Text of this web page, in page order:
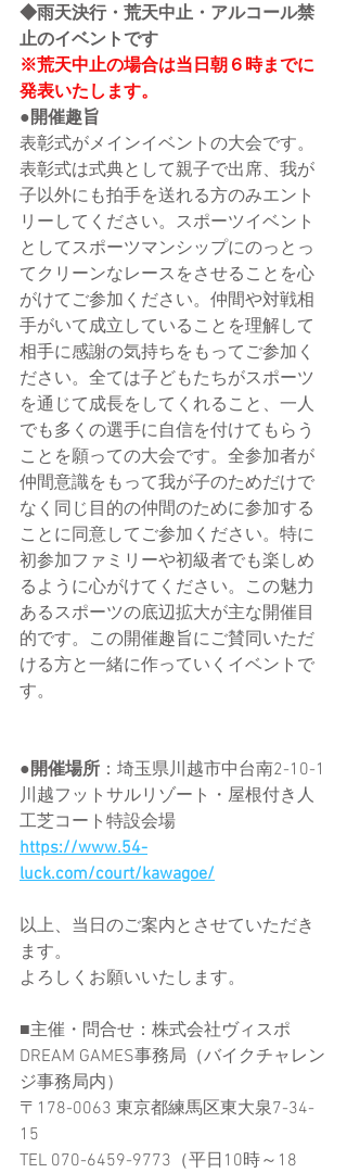
◆雨天決行・荒天中止・アルコール禁
止のイベントです
※荒天中止の場合は当日朝６時までに
発表いたします。
●開催趣旨
表彰式がメインイベントの大会です。
表彰式は式典として親子で出席、我が
子以外にも拍手を送れる方のみエント
リーしてください。スポーツイベント
としてスポーツマンシップにのっとっ
てクリーンなレースをさせることを心
がけてご参加ください。仲間や対戦相
手がいて成立していることを理解して
相手に感謝の気持ちをもってご参加く
ださい。全ては子どもたちがスポーツ
を通じて成長をしてくれること、一人
でも多くの選手に自信を付けてもらう
ことを願っての大会です。全参加者が
仲間意識をもって我が子のためだけで
なく同じ目的の仲間のために参加する
ことに同意してご参加ください。特に
初参加ファミリーや初級者でも楽しめ
るように心がけてください。この魅力
あるスポーツの底辺拡大が主な開催目
的です。この開催趣旨にご賛同いただ
ける方と一緒に作っていくイベントで
す。
●開催場所 ：埼玉県川越市中台南2-10-1
川越フットサルリゾート・屋根付き人
工芝コート特設会場
https://www.54-
luck.com/court/kawagoe/
以上、当日のご案内とさせていただき
ます。
よろしくお願いいたします。
■主催・問合せ：株式会社ヴィスポ
DREAM GAMES事務局（バイクチャレン
ジ事務局内）
〒178-0063 東京都練馬区東大泉7-34-
15
TEL 070-6459-9773（平日10時～18